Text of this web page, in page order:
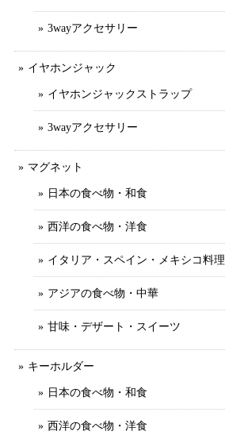
3wayアクセサリー
イヤホンジャック
イヤホンジャックストラップ
3wayアクセサリー
マグネット
日本の食べ物・和食
西洋の食べ物・洋食
イタリア・スペイン・メキシコ料理
アジアの食べ物・中華
甘味・デザート・スイーツ
キーホルダー
日本の食べ物・和食
西洋の食べ物・洋食